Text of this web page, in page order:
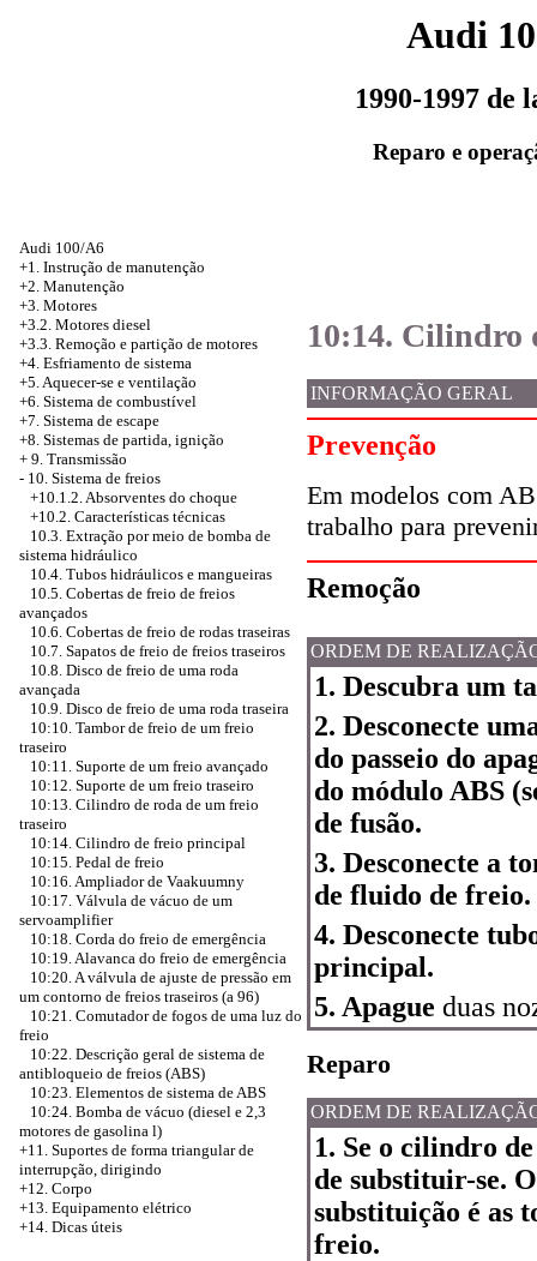
Audi
1990-1997 de
Reparo e
Audi 100/A6
+1. Instrução de manutenção
+2. Manutenção
+3. Motores
+3.2. Motores diesel
+3.3. Remoção e partição de motores
+4. Esfriamento de sistema
+5. Aquecer-se e ventilação
+6. Sistema de combustível
+7. Sistema de escape
+8. Sistemas de partida, ignição
+ 9. Transmissão
- 10. Sistema de freios
+10.1.2. Absorventes do choque
+10.2. Características técnicas
10.3. Extração por meio de bomba de
sistema hidráulico
10.4. Tubos hidráulicos e mangueiras
10.5. Cobertas de freio de freios
avançados
10.6. Cobertas de freio de rodas traseiras
10.7. Sapatos de freio de freios traseiros
10.8. Disco de freio de uma roda
avançada
10.9. Disco de freio de uma roda traseira
10:10. Tambor de freio de um freio
traseiro
10:11. Suporte de um freio avançado
10:12. Suporte de um freio traseiro
10:13. Cilindro de roda de um freio
traseiro
10:14. Cilindro de freio principal
10:15. Pedal de freio
10:16. Ampliador de Vaakuumny
10:17. Válvula de vácuo de um
servoamplifier
10:18. Corda do freio de emergência
10:19. Alavanca do freio de emergência
10:20. A válvula de ajuste de pressão em
um contorno de freios traseiros (a 96)
10:21. Comutador de fogos de uma luz do
freio
10:22. Descrição geral de sistema de
antibloqueio de freios (ABS)
10:23. Elementos de sistema de ABS
10:24. Bomba de vácuo (diesel e 2,3
motores de gasolina l)
+11. Suportes de forma triangular de
interrupção, dirigindo
+12. Corpo
+13. Equipamento elétrico
+14. Dicas úteis
10:14. Cilindro
INFORMAÇÃO GERAL
Prevenção
Em modelos com
trabalho para
Remoção
ORDEM DE
1. Descubra um
2. Desconecte
do passeio do
do módulo ABS
de fusão.
3. Desconecte a
de fluido de freio.
4. Desconecte
principal.
5. Apague duas
Reparo
ORDEM DE
1. Se o cilindro
de substituir-se.
substituição é as
freio.